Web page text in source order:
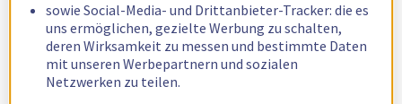
sowie Social-Media- und Drittanbieter-Tracker: die es
uns ermöglichen, gezielte Werbung zu schalten,
deren Wirksamkeit zu messen und bestimmte Daten
mit unseren Werbepartnern und sozialen
Netzwerken zu teilen.